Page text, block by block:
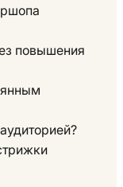
повышения